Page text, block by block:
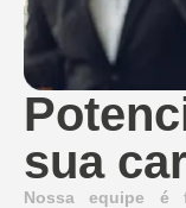
sua
Nossa equipe é